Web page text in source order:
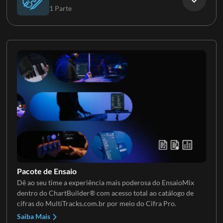
1 Parte
Pacote de Ensaio
Dê ao seu time a experiência mais poderosa do EnsaioMix
dentro do ChartBuilder® com acesso total ao catálogo de
cifras do MultiTracks.com.br por meio do Cifra Pro.
Saiba Mais